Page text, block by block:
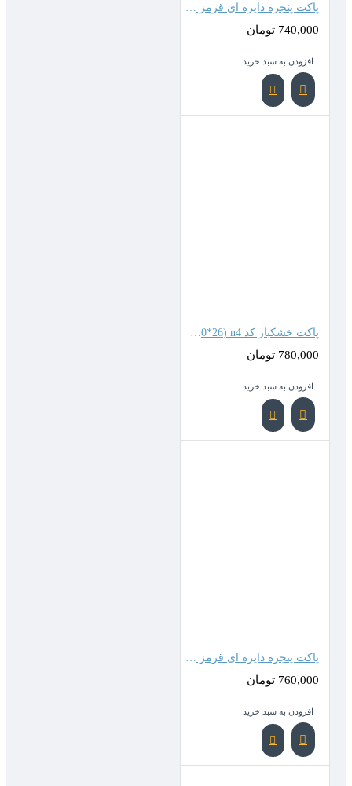
پاکت پنجره دایره ای قرمز (ابعاد 22*13سانتیمتر)
740,000 تومان
افزودن به سبد خرید
پاکت خشکبار کد n4 (20*26 سانتیمتر)
780,000 تومان
افزودن به سبد خرید
پاکت پنجره دایره ای قرمز (ابعاد 17*11سانتیمتر)
760,000 تومان
افزودن به سبد خرید